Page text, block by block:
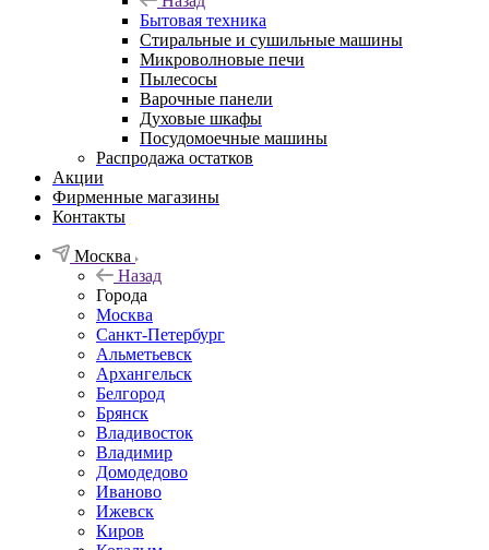
Бытовая техника
Стиральные и сушильные машины
Микроволновые печи
Пылесосы
Варочные панели
Духовые шкафы
Посудомоечные машины
Распродажа остатков
Акции
Фирменные магазины
Контакты
Москва
Назад
Города
Москва
Санкт-Петербург
Альметьевск
Архангельск
Белгород
Брянск
Владивосток
Владимир
Домодедово
Иваново
Ижевск
Киров